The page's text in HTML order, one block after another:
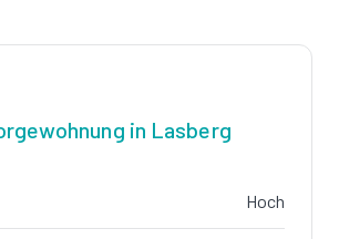
in Lasberg
Hoch